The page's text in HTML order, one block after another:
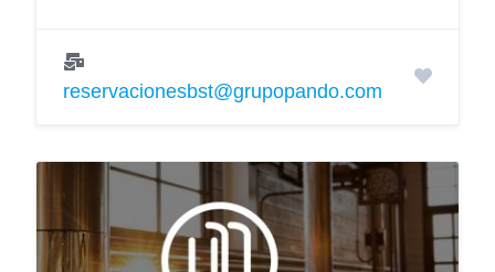
reservacionesbst@grupopando.com